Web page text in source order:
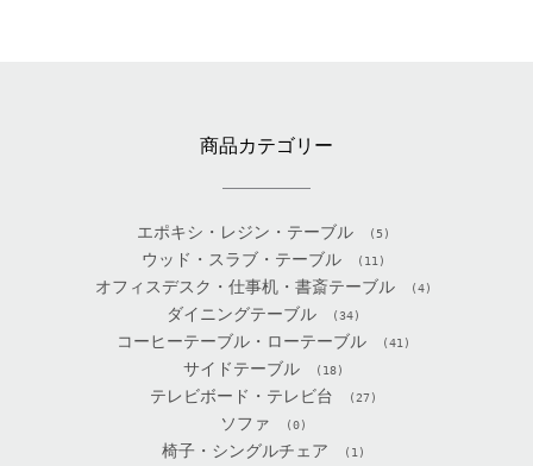
商品カテゴリー
エポキシ・レジン・テーブル (5)
ウッド・スラブ・テーブル (11)
オフィスデスク・仕事机・書斎テーブル (4)
ダイニングテーブル (34)
コーヒーテーブル・ローテーブル (41)
サイドテーブル (18)
テレビボード・テレビ台 (27)
ソファ (0)
椅子・シングルチェア (1)